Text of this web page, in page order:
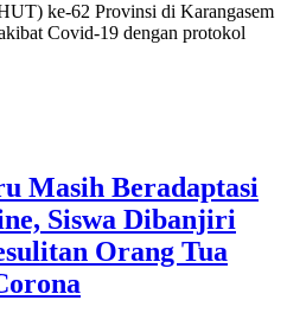
ke-62 Provinsi di Karangasem
Covid-19 dengan protokol
Masih Beradaptasi
Siswa Dibanjiri
Orang Tua